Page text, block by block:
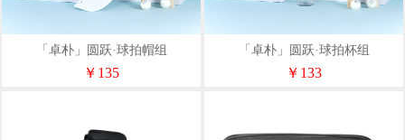
「卓朴」圆跃·球拍帽组
￥135
「卓朴」圆跃·球拍杯组
￥133